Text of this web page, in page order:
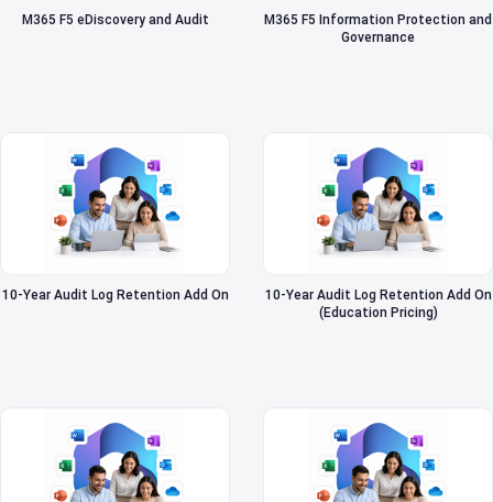
M365 F5 eDiscovery and Audit
M365 F5 Information Protection and
Governance
10-Year Audit Log Retention Add On
10-Year Audit Log Retention Add On
(Education Pricing)